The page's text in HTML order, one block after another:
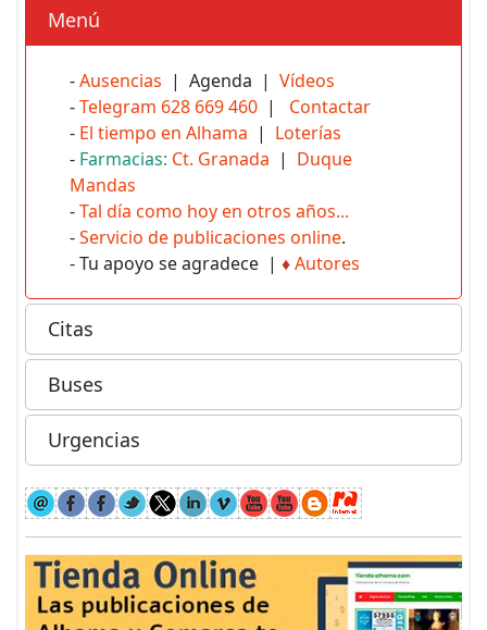
Menú
-Ausencias | Agenda | Vídeos
-Telegram 628 669 460 | Contactar
- El tiempo en Alhama | Loterías
- Farmacias: Ct. Granada | Duque
Mandas
-Tal día como hoy en otros años...
-Servicio de publicaciones online.
- Tu apoyo se agradece | ♦Autores
Citas
Buses
Urgencias